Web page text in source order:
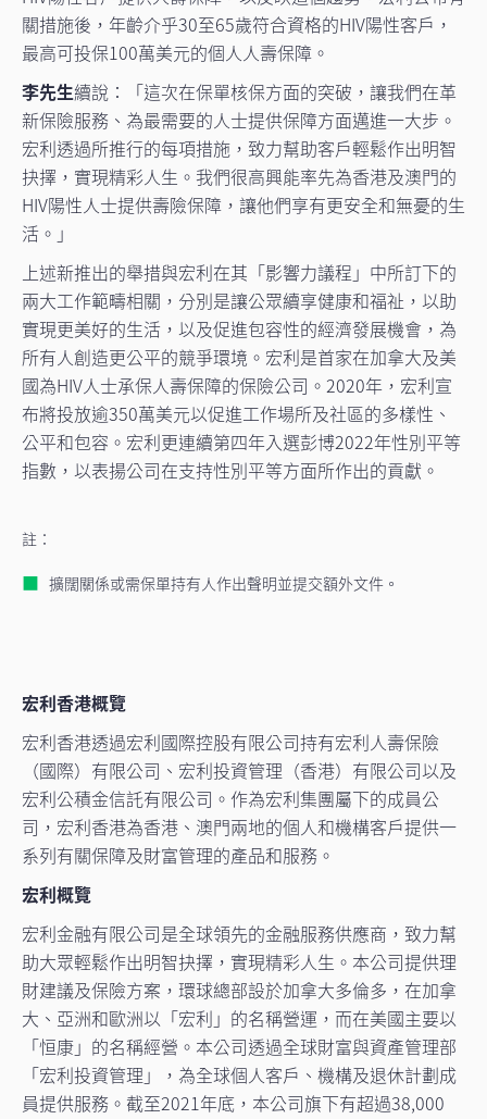
關措施後，年齡介乎30至65歲符合資格的HIV陽性客戶，
最高可投保100萬美元的個人人壽保障。
李先生續說：「這次在保單核保方面的突破，讓我們在革
新保險服務、為最需要的人士提供保障方面邁進一大步。
宏利透過所推行的每項措施，致力幫助客戶輕鬆作出明智
抉擇，實現精彩人生。我們很高興能率先為香港及澳門的
HIV陽性人士提供壽險保障，讓他們享有更安全和無憂的生
活。」
上述新推出的舉措與宏利在其「影響力議程」中所訂下的
兩大工作範疇相關，分別是讓公眾續享健康和福祉，以助
實現更美好的生活，以及促進包容性的經濟發展機會，為
所有人創造更公平的競爭環境。宏利是首家在加拿大及美
國為HIV人士承保人壽保障的保險公司。2020年，宏利宣
布將投放逾350萬美元以促進工作場所及社區的多樣性、
公平和包容。宏利更連續第四年入選彭博2022年性別平等
指數，以表揚公司在支持性別平等方面所作出的貢獻。
註：
擴闊關係或需保單持有人作出聲明並提交額外文件。
宏利香港概覽
宏利香港透過宏利國際控股有限公司持有宏利人壽保險
（國際）有限公司、宏利投資管理（香港）有限公司以及
宏利公積金信託有限公司。作為宏利集團屬下的成員公
司，宏利香港為香港、澳門兩地的個人和機構客戶提供一
系列有關保障及財富管理的產品和服務。
宏利概覽
宏利金融有限公司是全球領先的金融服務供應商，致力幫
助大眾輕鬆作出明智抉擇，實現精彩人生。本公司提供理
財建議及保險方案，環球總部設於加拿大多倫多，在加拿
大、亞洲和歐洲以「宏利」的名稱營運，而在美國主要以
「恒康」的名稱經營。本公司透過全球財富與資產管理部
「宏利投資管理」，為全球個人客戶、機構及退休計劃成
員提供服務。截至2021年底，本公司旗下有超過38,000